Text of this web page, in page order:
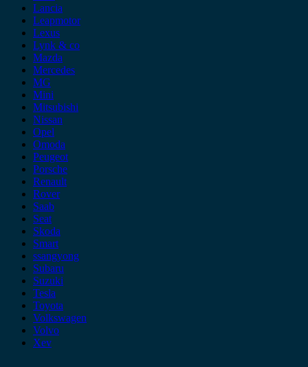
Lancia
Leapmotor
Lexus
Lynk & co
Mazda
Mercedes
MG
Mini
Mitsubishi
Nissan
Opel
Omoda
Peugeot
Porsche
Renault
Rover
Saab
Seat
Skoda
Smart
ssangyong
Subaru
Suzuki
Tesla
Toyota
Volkswagen
Volvo
Xev